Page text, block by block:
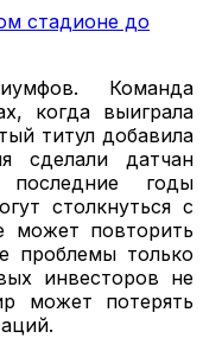
стадионе до
Команда
когда выиграла
титул добавила
сделали датчан
годы
столкнуться с
может повторить
проблемы только
инвесторов не
может потерять